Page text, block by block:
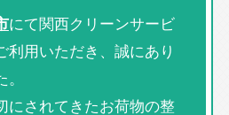
にて関西クリーンサービ
利用いただき、誠にあり
にされてきたお荷物の整